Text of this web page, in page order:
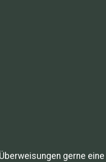
gerne eine